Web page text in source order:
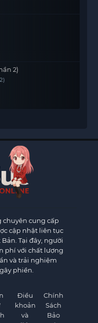
2)
chuyên cung cấp
cập nhật liên tục
Tại đây, người
phí với chất lượng
và trải nghiệm
phiền.
Điều
khoản
và
Chính
Sách
Bảo